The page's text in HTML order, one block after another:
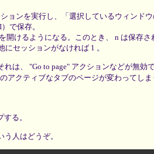
ョンを実行し、「選択しているウィンド
で保存。
開けるようになる。このとき、 n は保存
セッションがなければ 1 。
は、 "Go to page" アクションなどが無効
アクティブなタブのページが変わってし
る。
人はどうぞ。